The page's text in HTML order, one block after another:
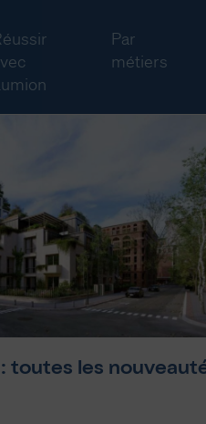
Par
métiers
: toutes les